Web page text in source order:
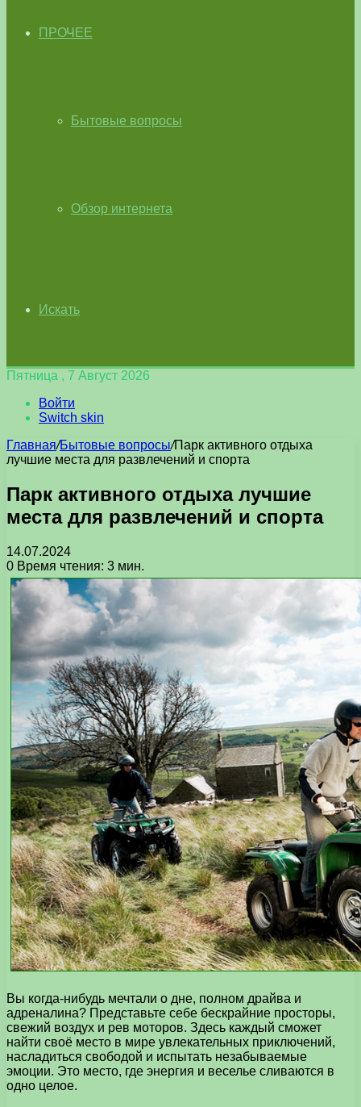
ПРОЧЕЕ
Бытовые вопросы
Обзор интернета
Искать
Пятница , 7 Август 2026
Войти
Switch skin
Главная/Бытовые вопросы/Парк активного отдыха
лучшие места для развлечений и спорта
Парк активного отдыха лучшие
места для развлечений и спорта
14.07.2024
0 Время чтения: 3 мин.
Вы когда-нибудь мечтали о дне, полном драйва и
адреналина? Представьте себе бескрайние просторы,
свежий воздух и рев моторов. Здесь каждый сможет
найти своё место в мире увлекательных приключений,
насладиться свободой и испытать незабываемые
эмоции. Это место, где энергия и веселье сливаются в
одно целое.